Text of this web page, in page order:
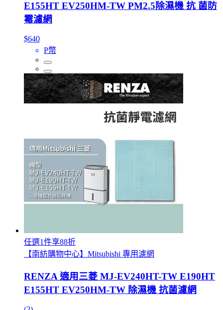
E155HT EV250HM-TW PM2.5除濕機 抗 菌防
霉濾網
$640
P幣
任選1件享88折
【南紡購物中心】Mitsubishi 專用濾網
RENZA 適用三菱 MJ-EV240HT-TW E190HT
E155HT EV250HM-TW 除濕機 抗菌濾網